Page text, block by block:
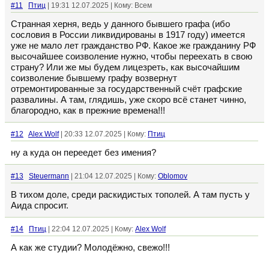
#11 Птиц | 19:31 12.07.2025 | Кому: Всем
Странная херня, ведь у данного бывшего графа (ибо
сословия в России ликвидированы в 1917 году) имеется
уже не мало лет гражданство РФ. Какое же гражданину РФ
высочайшее соизволение нужно, чтобы переехать в свою
страну? Или же мы будем лицезреть, как высочайшим
соизволение бывшему графу возвернут
отремонтированные за государственный счёт графские
развалины. А там, глядишь, уже скоро всё станет чинно,
благородно, как в прежние времена!!!
#12 Alex Wolf| 20:33 12.07.2025 | Кому: Птиц
ну а куда он переедет без имения?
#13 Steuermann | 21:04 12.07.2025 | Кому: Oblomov
В тихом доле, среди раскидистых тополей. А там пусть у
Аида спросит.
#14 Птиц | 22:04 12.07.2025 | Кому: Alex Wolf
А как же студии? Молодёжно, свежо!!!